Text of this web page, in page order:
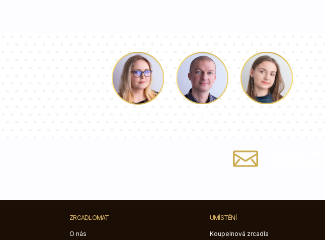
ZRCADLOMAT
O nás
UMÍSTĚNÍ
Koupelnová zrcadla